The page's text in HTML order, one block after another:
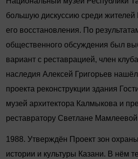
большую дискуссию среди жителей
его восстановления. По
общественного обсуждения был
вариант с реставрацией, член
наследия Алексей Григорьев
проекта реконструкции здания
музей архитектора Калмыкова и
реставратору Светлане
1988. Утверждён Проект зон
истории и культуры Казани. В нём